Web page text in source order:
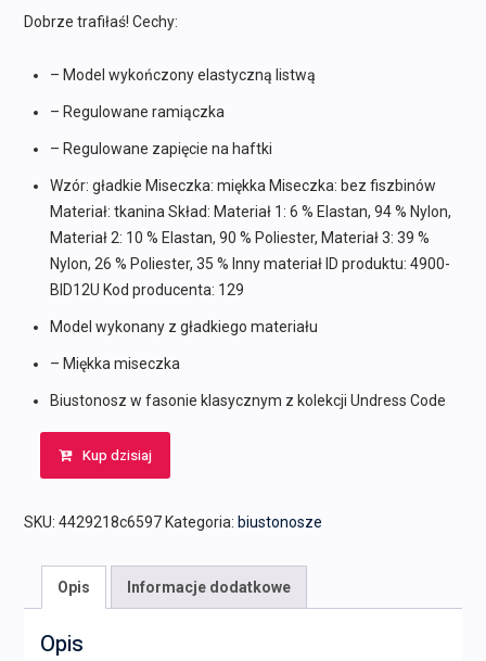
219,90 zł.
Dobrze trafiłaś! Cechy:
– Model wykończony elastyczną listwą
– Regulowane ramiączka
– Regulowane zapięcie na haftki
Wzór: gładkie Miseczka: miękka Miseczka: bez fiszbinów
Materiał: tkanina Skład: Materiał 1: 6 % Elastan, 94 % Nylon,
Materiał 2: 10 % Elastan, 90 % Poliester, Materiał 3: 39 %
Nylon, 26 % Poliester, 35 % Inny materiał ID produktu: 4900-
BID12U Kod producenta: 129
Model wykonany z gładkiego materiału
– Miękka miseczka
Biustonosz w fasonie klasycznym z kolekcji Undress Code
Kup dzisiaj
SKU: 4429218c6597 Kategoria: biustonosze
Opis Informacje dodatkowe
Opis